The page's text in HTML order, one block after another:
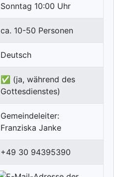
Sonntag 10:00 Uhr
ca. 10-50 Personen
Deutsch
✅ (ja, während des
Gottesdienstes)
Gemeindeleiter:
Franziska Janke
+49 30 94395390